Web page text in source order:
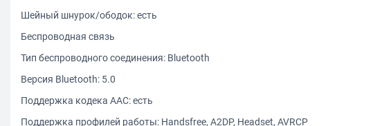
Шейный шнурок/ободок: есть
Беспроводная связь
Тип беспроводного соединения: Bluetooth
Версия Bluetooth: 5.0
Поддержка кодека AAC: есть
Поддержка профилей работы: Handsfree, A2DP, Headset, AVRCP